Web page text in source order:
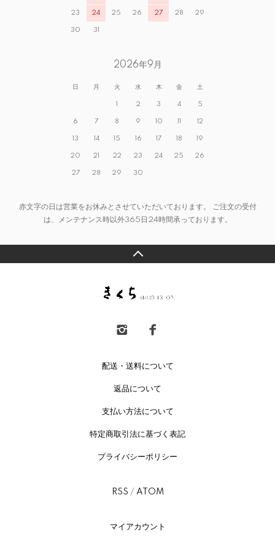
23 24 25 26 27 28 29
30 31
2026年9月
日 月 火 水 木 金 土
1 2 3 4 5
6 7 8 9 10 11 12
13 14 15 16 17 18 19
20 21 22 23 24 25 26
27 28 29 30
赤文字の日は営業をお休みとさせていただいております。 ご注文の受付
は、メンテナンス時以外365日24時間承っております。
配送・送料について
返品について
支払い方法について
特定商取引法に基づく表記
プライバシーポリシー
RSS / ATOM
マイアカウント